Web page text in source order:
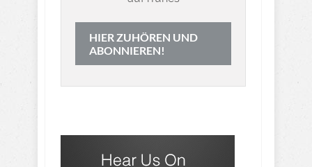
HIER ZUHÖREN UND
ABONNIEREN!